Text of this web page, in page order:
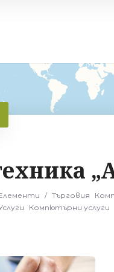
/ Търговия
Компютърни услуги